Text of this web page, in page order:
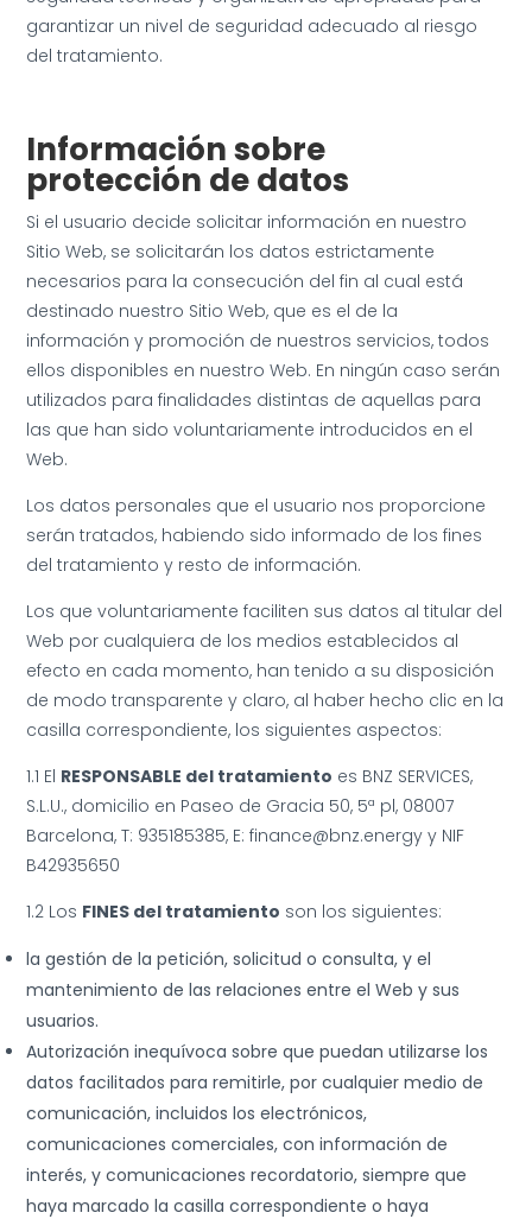
garantizar un nivel de seguridad adecuado al riesgo
del tratamiento.
Información sobre
protección de datos
Si el usuario decide solicitar información en nuestro
Sitio Web, se solicitarán los datos estrictamente
necesarios para la consecución del fin al cual está
destinado nuestro Sitio Web, que es el de la
información y promoción de nuestros servicios, todos
ellos disponibles en nuestro Web. En ningún caso serán
utilizados para finalidades distintas de aquellas para
las que han sido voluntariamente introducidos en el
Web.
Los datos personales que el usuario nos proporcione
serán tratados, habiendo sido informado de los fines
del tratamiento y resto de información.
Los que voluntariamente faciliten sus datos al titular del
Web por cualquiera de los medios establecidos al
efecto en cada momento, han tenido a su disposición
de modo transparente y claro, al haber hecho clic en la
casilla correspondiente, los siguientes aspectos:
1.1 El RESPONSABLE del tratamiento es BNZ SERVICES,
S.L.U., domicilio en Paseo de Gracia 50, 5ª pl, 08007
Barcelona, T: 935185385, E: finance@bnz.energy y NIF
B42935650
1.2 Los FINES del tratamiento son los siguientes:
la gestión de la petición, solicitud o consulta, y el
mantenimiento de las relaciones entre el Web y sus
usuarios.
Autorización inequívoca sobre que puedan utilizarse los
datos facilitados para remitirle, por cualquier medio de
comunicación, incluidos los electrónicos,
comunicaciones comerciales, con información de
interés, y comunicaciones recordatorio, siempre que
haya marcado la casilla correspondiente o haya